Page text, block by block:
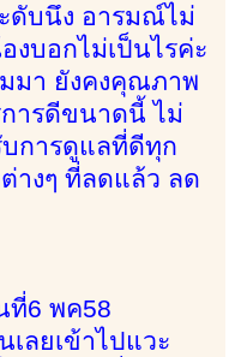
ดับนึง อารมณ์ไม่
งบอกไม่เป็นไรค่ะ
มา ยังคงคุณภาพ
ารดีขนาดนี้ ไม่
การดูแลที่ดีทุก
างๆ ที่ลดแล้ว ลด
ที่6 พค58
ลยเข้าไปแวะ